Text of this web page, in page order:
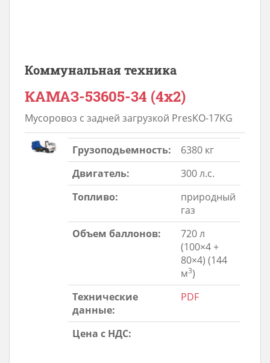
Коммунальная техника
КАМАЗ-53605-34 (4х2)
Мусоровоз с задней загрузкой PresKO-17KG
Грузоподьемность:
6380 кг
Двигатель:
300 л.с.
Топливо:
природный
газ
Объем баллонов:
720 л
(100×4 +
80×4) (144
м3)
Технические
данные:
PDF
Цена с НДС: